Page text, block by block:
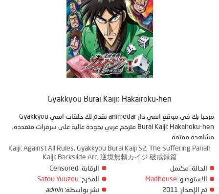
Gyakkyou Burai Kaiji: Hakairoku-hen
مرحبا بك في موقع انمي دار animedar نقدم لك حلقات انمي Gyakkyou
Burai Kaiji: Hakairoku-hen مترجم عربي بجودة عالية على سرفرات متعددة,
مشاهدة ممتعة
Kaiji: Against All Rules, Gyakkyou Burai Kaiji S2, The Suffering Pariah
Kaiji: Backslide Arc, 逆境無頼カイジ 破戒録篇
الحالة: مكتمل
الاستوديو: Madhouse
تم الإصدار:
الرقابة:
المخرج: Satou Yuuzou
نشر بواسطة: admin